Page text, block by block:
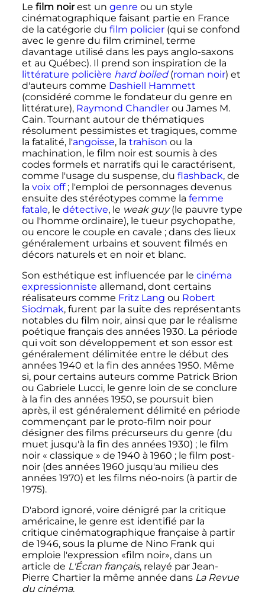
Le film noirest un genre ou un style
cinématographique faisant partie en France
de la catégorie du film policier(qui se confond
avec le genre du film criminel, terme
davantage utilisé dans les pays anglo-saxons
et au Québec). Il prend son inspiration de la
littérature policière hard boiled(roman noir) et
d'auteurs comme Dashiell Hammett
(considéré comme le fondateur du genre en
littérature), Raymond Chandlerou James M.
Cain. Tournant autour de thématiques
résolument pessimistes et tragiques, comme
la fatalité, l'angoisse, la trahison ou la
machination, le film noir est soumis à des
codes formels et narratifs qui le caractérisent,
comme l'usage du suspense, du flashback, de
la voix off ; l'emploi de personnages devenus
ensuite des stéréotypes comme la femme
fatale, le détective, le weak guy(le pauvre type
ou l'homme ordinaire), le tueur psychopathe,
ou encore le couple en cavale ; dans des lieux
généralement urbains et souvent filmés en
décors naturels et en noir et blanc.
Son esthétique est influencée par le cinéma
expressionniste allemand, dont certains
réalisateurs comme Fritz Lang ou Robert
Siodmak, furent par la suite des représentants
notables du film noir, ainsi que par le réalisme
poétique français des années 1930. La période
qui voit son développement et son essor est
généralement délimitée entre le début des
années 1940 et la fin des années 1950. Même
si, pour certains auteurs comme Patrick Brion
ou Gabriele Lucci, le genre loin de se conclure
à la fin des années 1950, se poursuit bien
après, il est généralement délimité en période
commençant par le proto-film noir pour
désigner des films précurseurs du genre (du
muet jusqu'à la fin des années 1930) ; le film
noir « classique » de 1940 à 1960 ; le film post-
noir (des années 1960 jusqu'au milieu des
années 1970) et les films néo-noirs (à partir de
1975).
D'abord ignoré, voire dénigré par la critique
américaine, le genre est identifié par la
critique cinématographique française à partir
de 1946, sous la plume de Nino Frank qui
emploie l'expression «film noir», dans un
article de L'Écran français, relayé par Jean-
Pierre Chartier la même année dans La Revue
du cinéma.